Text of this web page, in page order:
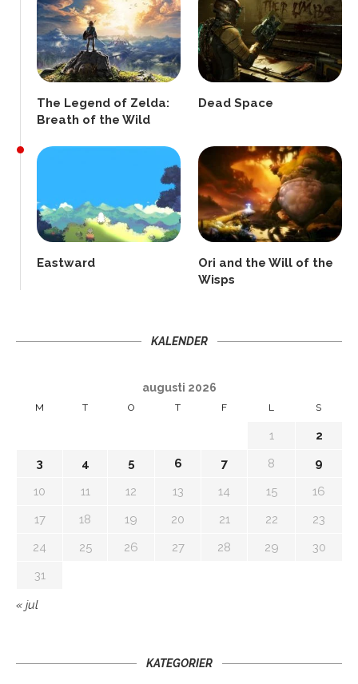
The Legend of Zelda:
Breath of the Wild
Dead Space
Eastward
Ori and the Will of the
Wisps
KALENDER
augusti 2026
M T O T F L S
1
2
3
4 5 6 7 8
9
10
11 12 13 14 15
16
17
18 19 20 21 22
23
24
25 26 27 28 29
30
31
« jul
KATEGORIER